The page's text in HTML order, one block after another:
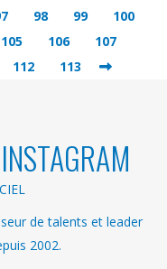
98 99
100
105 106
107
112 113
de talents et leader
2002.